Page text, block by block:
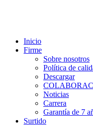
Inicio
Firme
Sobre nosotros
Política de
Descargar
Noticias
Carrera
Garantía de 7
Surtido